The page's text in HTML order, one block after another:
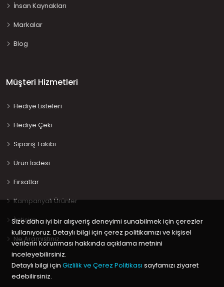
İnsan Kaynakları
Markalar
Blog
Müşteri Hizmetleri
Hediye Listeleri
Hediye Çeki
Sipariş Takibi
Ürün İadesi
Fırsatlar
Kampanyalı Ürünler
İletişim
Ne Aramıştınız…
Size daha iyi bir alışveriş deneyimi sunabilmek için çerezler
kullanıyoruz. Detaylı bilgi için çerez politikamızı ve kişisel
verilerin korunması hakkında açıklama metnini
inceleyebilirsiniz.
Detaylı bilgi için Gizlilik ve Çerez Politikası sayfamızı ziyaret
edebilirsiniz.